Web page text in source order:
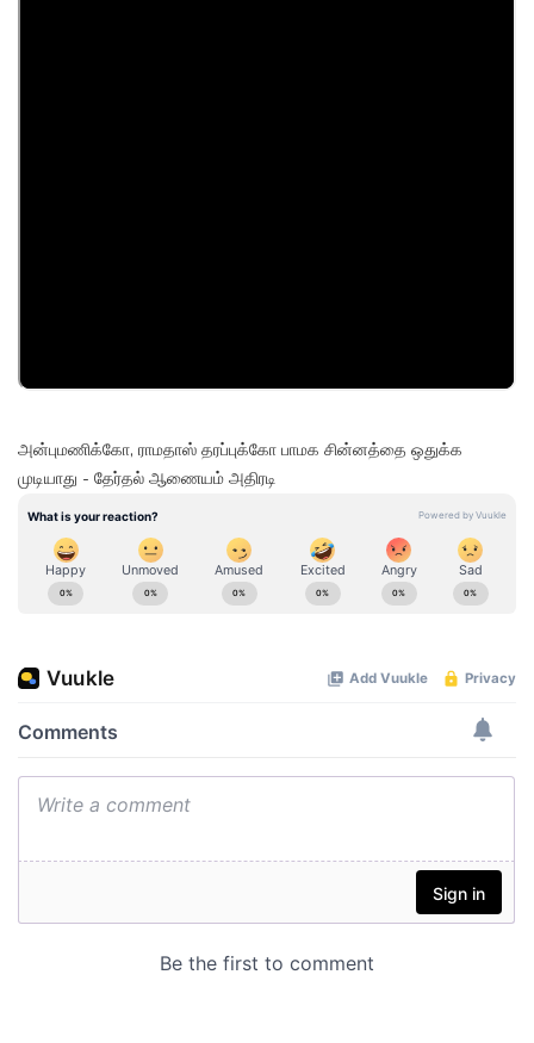
அன்புமணிக்கோ, ராமதாஸ் தரப்புக்கோ பாமக சின்னத்தை ஒதுக்க
முடியாது - தேர்தல் ஆணையம் அதிரடி